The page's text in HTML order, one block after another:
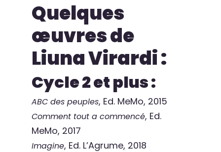
Quelques
œuvres de
Liuna Virardi :
Cycle 2 et plus :
ABC des peuples, Ed. MeMo, 2015
Comment tout a commencé, Ed.
MeMo, 2017
Imagine, Ed. L’Agrume, 2018